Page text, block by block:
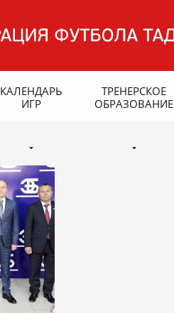
КАЛЕНДАРЬ
ИГР
ТРЕНЕРСКОЕ
ОБРАЗОВАНИЕ